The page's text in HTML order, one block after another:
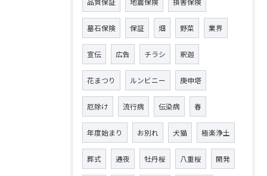
品質保証 地震保険 損害保険
墓石保険 保証 畑 野菜 業界
宣伝 広告 チラシ 釈迦
花まつり ルンビニー 庚申塔
厄除け 流行病 伝染病 春
年度始まり お別れ 犬猫 極楽浄土
葬式 通夜 牡丹桜 八重桜 開発